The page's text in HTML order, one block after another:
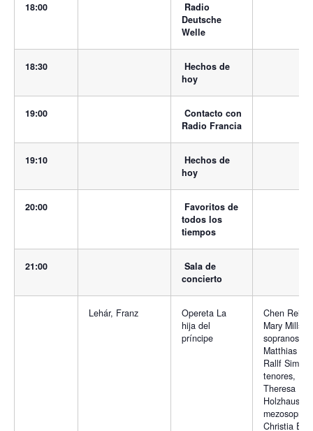
18:00
Radio
Deutsche
Welle
18:30
Hechos de
hoy
19:00
Contacto con
Radio Francia
19:10
Hechos de
hoy
20:00
Favoritos de
todos los
tiempos
21:00
Sala de
concierto
Lehár, Franz
Opereta La
hija del
príncipe
Chen Reiss,
Mary Mills,
sopranos,
Matthias
Rallf Simon,
tenores,
Theresa
Holzhauser,
Christia